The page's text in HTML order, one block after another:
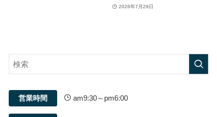
2026年7月29日
営業時間 am9:30～pm6:00